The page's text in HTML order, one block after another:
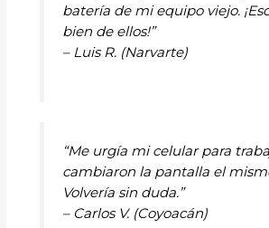
batería de mi equipo viejo.
bien de ellos!”
– Luis R. (Narvarte)
“Me urgía mi celular para
cambiaron la pantalla el
Volvería sin duda.”
– Carlos V. (Coyoacán)